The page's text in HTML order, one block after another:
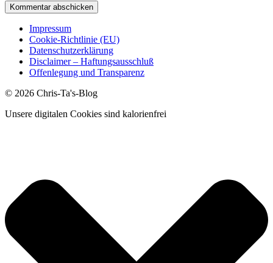
Impressum
Cookie-Richtlinie (EU)
Datenschutzerklärung
Disclaimer – Haftungsausschluß
Offenlegung und Transparenz
© 2026 Chris-Ta's-Blog
Unsere digitalen Cookies sind kalorienfrei